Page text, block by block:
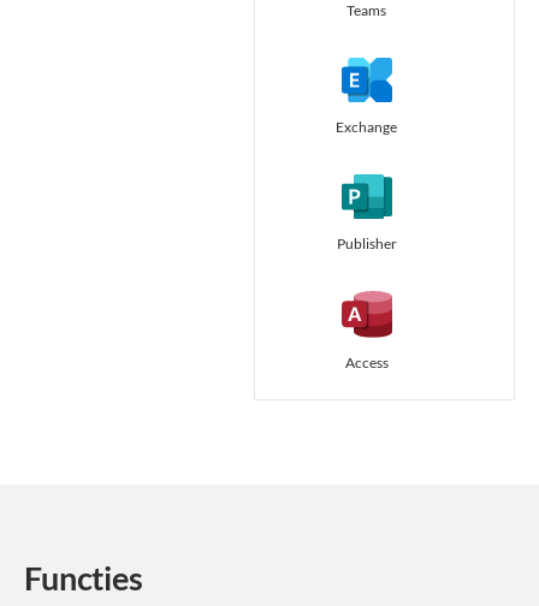
Teams
Exchange
Publisher
Access
Functies